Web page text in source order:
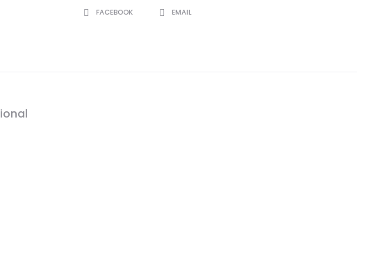
SHAREFACEBOOK EMAIL